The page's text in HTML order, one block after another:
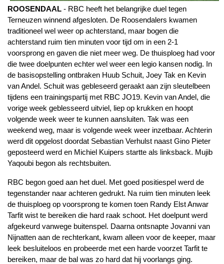
ROOSENDAAL - RBC heeft het belangrijke duel tegen
Terneuzen winnend afgesloten. De Roosendalers kwamen
traditioneel wel weer op achterstand, maar bogen die
achterstand ruim tien minuten voor tijd om in een 2-1
voorsprong en gaven die niet meer weg. De thuisploeg had voor
die twee doelpunten echter wel weer een legio kansen nodig. In
de basisopstelling ontbraken Huub Schuit, Joey Tak en Kevin
van Andel. Schuit was gebleseerd geraakt aan zijn sleutelbeen
tijdens een trainingspartij met RBC JO19. Kevin van Andel, die
vorige week geblesseerd uitviel, liep op krukken en hoopt
volgende week weer te kunnen aansluiten. Tak was een
weekend weg, maar is volgende week weer inzetbaar. Achterin
werd dit opgelost doordat Sebastian Verhulst naast Gino Pieter
geposteerd werd en Michiel Kuipers startte als linksback. Mujib
Yaqoubi begon als rechtsbuiten.
RBC begon goed aan het duel. Met goed positiespel werd de
tegenstander naar achteren gedrukt. Na ruim tien minuten leek
de thuisploeg op voorsprong te komen toen Randy Elst Anwar
Tarfit wist te bereiken die hard raak schoot. Het doelpunt werd
afgekeurd vanwege buitenspel. Daarna ontsnapte Jovanni van
Nijnatten aan de rechterkant, kwam alleen voor de keeper, maar
leek besluiteloos en probeerde met een harde voorzet Tarfit te
bereiken, maar de bal was zo hard dat hij voorlangs ging.